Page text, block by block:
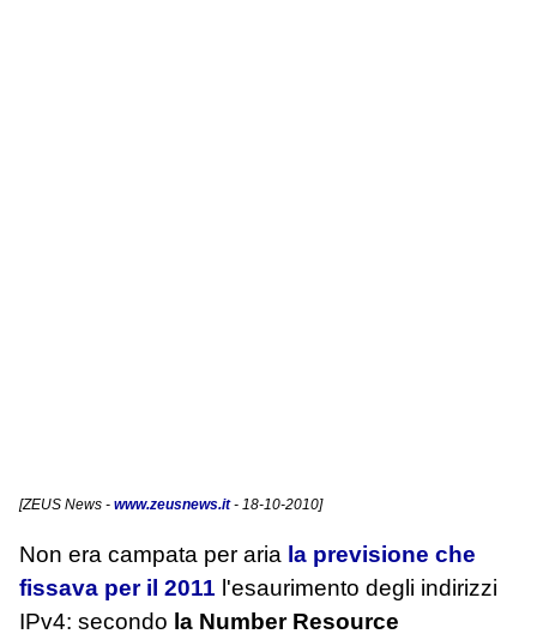
[ZEUS News - www.zeusnews.it- 18-10-2010]
Non era campata per aria la previsione che
fissava per il 2011 l'esaurimento degli indirizzi
IPv4: secondo la Number Resource